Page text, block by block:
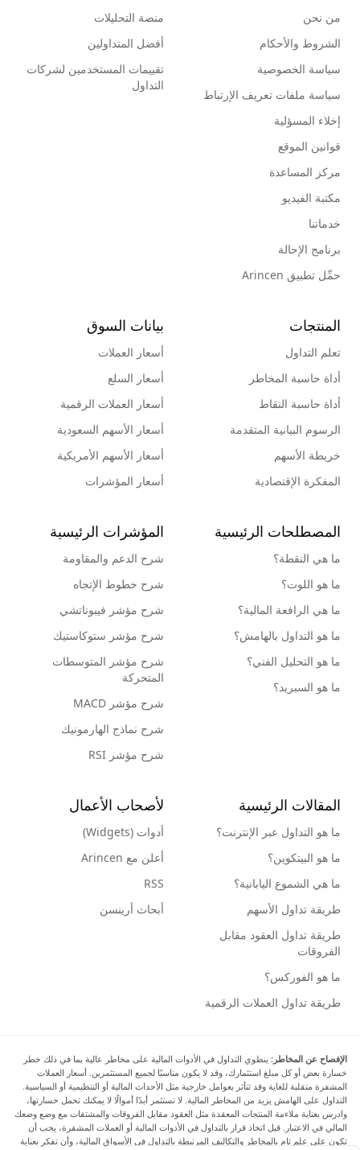
من نحن
الشروط والأحكام
سياسة الخصوصية
سياسة ملفات تعريف الإرتباط
إخلاء المسؤلية
قوانين الموقع
مركز المساعدة
مكتبة الفيديو
خدماتنا
برنامج الإحالة
حمِّل تطبيق Arincen
منصة التحليلات
أفضل المتداولين
تقييمات المستخدمين لشركات
التداول
المنتجات
تعلم التداول
أداة حاسبة المخاطر
أداة حاسبة النقاط
الرسوم البيانية المتقدمة
خريطة الأسهم
المفكرة الإقتصادية
بيانات السوق
أسعار العملات
أسعار السلع
أسعار العملات الرقمية
أسعار الأسهم السعودية
أسعار الأسهم الأمريكية
أسعار المؤشرات
المصطلحات الرئيسية
ما هي النقطة؟
ما هو اللوت؟
ما هي الرافعة المالية؟
ما هو التداول بالهامش؟
ما هو التحليل الفني؟
ما هو السبريد؟
المؤشرات الرئيسية
شرح الدعم والمقاومة
شرح خطوط الإتجاه
شرح مؤشر فيبوناتشي
شرح مؤشر ستوكاستيك
شرح مؤشر المتوسطات
المتحركة
شرح مؤشر MACD
شرح نماذج الهارمونيك
شرح مؤشر RSI
المقالات الرئيسية
ما هو التداول عبر الإنترنت؟
ما هو البيتكوين؟
ما هي الشموع اليابانية؟
طريقة تداول الأسهم
طريقة تداول العقود مقابل
الفروقات
ما هو الفوركس؟
طريقة تداول العملات الرقمية
لأصحاب الأعمال
أدوات (Widgets)
أعلن مع Arincen
RSS
أبحاث أرينسن
الإفصاح عن المخاطر: ينطوي التداول في الأدوات المالية على مخاطر عالية بما في ذلك خطر
خسارة بعض أو كل مبلغ استثمارك، وقد لا يكون مناسبًا لجميع المستثمرين. أسعار العملات
المشفرة متقلبة للغاية وقد تتأثر بعوامل خارجية مثل الأحداث المالية أو التنظيمية أو السياسية.
التداول على الهامش يزيد من المخاطر المالية. لا تستثمر أبدًا أموالًا لا يمكنك تحمل خسارتها،
وادرس بعناية ملاءمة المنتجات المعقدة مثل العقود مقابل الفروقات والمشتقات مع وضع وضعك
المالي في الاعتبار. قبل اتخاذ قرار بالتداول في الأدوات المالية أو العملات المشفرة، يجب أن
تكون على علم تام بالمخاطر والتكاليف المرتبطة بالتداول في الأسواق المالية، وأن تفكر بعناية